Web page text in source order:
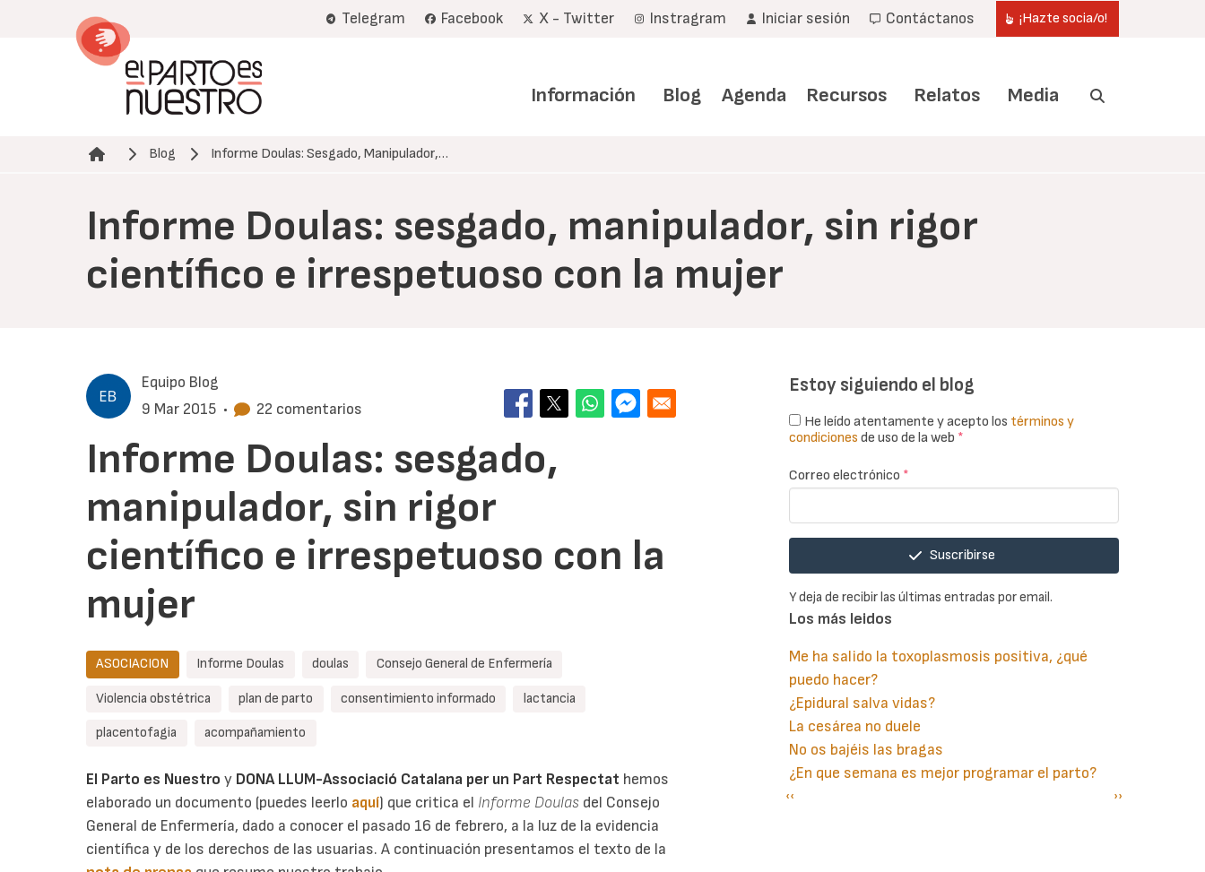
Telegram Facebook X - Twitter Instragram Iniciar sesión Contáctanos ¡Hazte socia/o!
Información Blog Agenda Recursos Relatos Media
Ruta de navegación
Blog Informe Doulas: Sesgado, Manipulador,…
Informe Doulas: sesgado, manipulador, sin rigor
científico e irrespetuoso con la mujer
Equipo Blog
9 Mar 2015 • 22 comentarios
Informe Doulas: sesgado,
manipulador, sin rigor
científico e irrespetuoso con la
mujer
ASOCIACION Informe Doulas doulas Consejo General de Enfermería
Violencia obstétrica plan de parto consentimiento informado lactancia
placentofagia acompañamiento
El Parto es Nuestro y DONA LLUM-Associació Catalana per un Part Respectat hemos
elaborado un documento (puedes leerlo aquí) que critica el Informe Doulas del Consejo
General de Enfermería, dado a conocer el pasado 16 de febrero, a la luz de la evidencia
científica y de los derechos de las usuarias. A continuación presentamos el texto de la
Estoy siguiendo el blog
He leído atentamente y acepto los términos y
condiciones de uso de la web *
Correo electrónico *
Suscribirse
Y deja de recibir las últimas entradas por email.
Los más leidos
Me ha salido la toxoplasmosis positiva, ¿qué
puedo hacer?
¿Epidural salva vidas?
La cesárea no duele
No os bajéis las bragas
¿En que semana es mejor programar el parto?
Paginación
Página
‹‹
Siguiente
››